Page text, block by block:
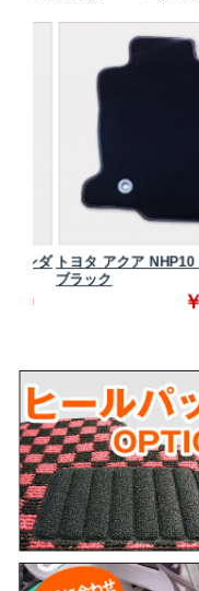
トヨタ アクア NHP10 ス
ブラック
￥